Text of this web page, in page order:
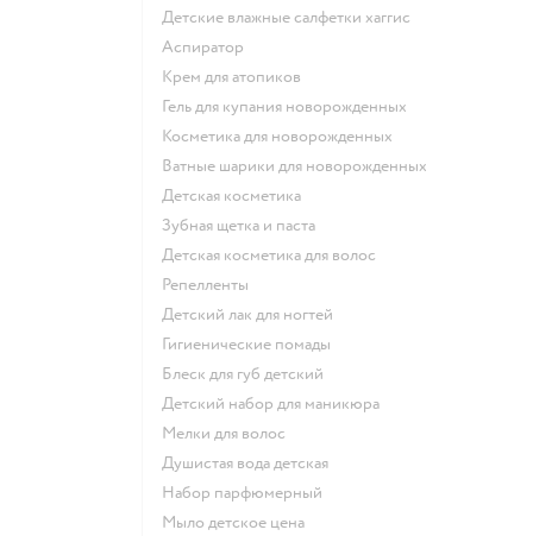
детские влажные салфетки хаггис
аспиратор
крем для атопиков
гель для купания новорожденных
косметика для новорожденных
ватные шарики для новорожденных
детская косметика
зубная щетка и паста
детская косметика для волос
репелленты
детский лак для ногтей
гигиенические помады
блеск для губ детский
детский набор для маникюра
мелки для волос
душистая вода детская
набор парфюмерный
мыло детское цена